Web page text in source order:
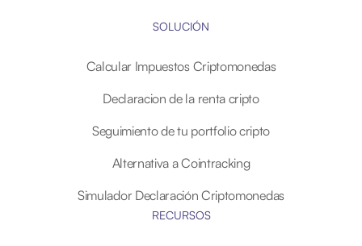
SOLUCIÓN
Calcular Impuestos Criptomonedas
Declaracion de la renta cripto
Seguimiento de tu portfolio cripto
Alternativa a Cointracking
Simulador Declaración Criptomonedas
RECURSOS